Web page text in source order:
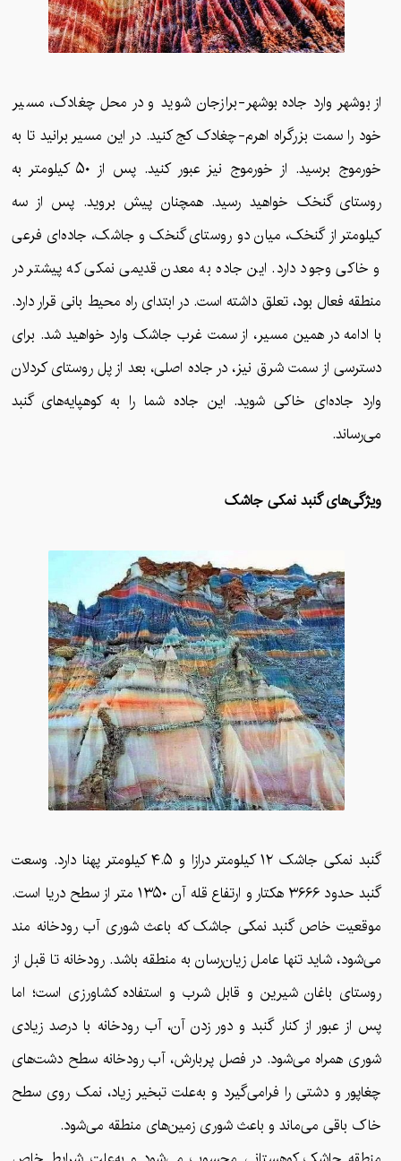
از بوشهر وارد جاده بوشهر-برازجان شوید و در محل چغادک، مسیر
خود را سمت بزرگراه اهرم-چغادک کج کنید. در این مسیر برانید تا به
خورموج برسید. از خورموج نیز عبور کنید. پس از ۵۰ کیلومتر به
روستای گنخک خواهید رسید. همچنان پیش بروید. پس از سه
کیلومتر از گنخک، میان دو روستای گنخک و جاشک، جاده‌ای فرعی
و خاکی وجود دارد. این جاده به معدن قدیمی نمکی که پیشتر در
منطقه فعال بود، تعلق داشته است. در ابتدای راه محیط‌ بانی قرار دارد.
با ادامه در همین مسیر، از سمت غرب جاشک وارد خواهید شد. برای
دسترسی از سمت شرق نیز، در جاده اصلی، بعد از پل روستای کردلان
وارد جاده‌ای خاکی شوید. این جاده شما را به کوهپایه‌های گنبد
می‌رساند.
ویژگی‌های گنبد نمکی جاشک
گنبد نمکی جاشک ۱۲ کیلومتر درازا و ۴.۵ کیلومتر پهنا دارد. وسعت
گنبد حدود ۳۶۶۶ هکتار و ارتفاع قله آن ۱۳۵۰ متر از سطح دریا است.
موقعیت خاص گنبد نمکی جاشک که باعث شوری آب رودخانه مند
می‌شود، شاید تنها عامل زیان‌رسان به منطقه باشد. رودخانه تا قبل از
روستای باغان شیرین و قابل شرب و استفاده کشاورزی است؛ اما
پس از عبور از کنار گنبد و دور زدن آن، آب رودخانه با درصد زیادی
شوری همراه می‌شود. در فصل پربارش، آب رودخانه سطح دشت‌های
چغاپور و دشتی را فرامی‌گیرد و به‌‌علت تبخیر زیاد، نمک روی سطح
خاک باقی‌ می‌ماند و باعث شوری زمین‌های منطقه می‌شود.